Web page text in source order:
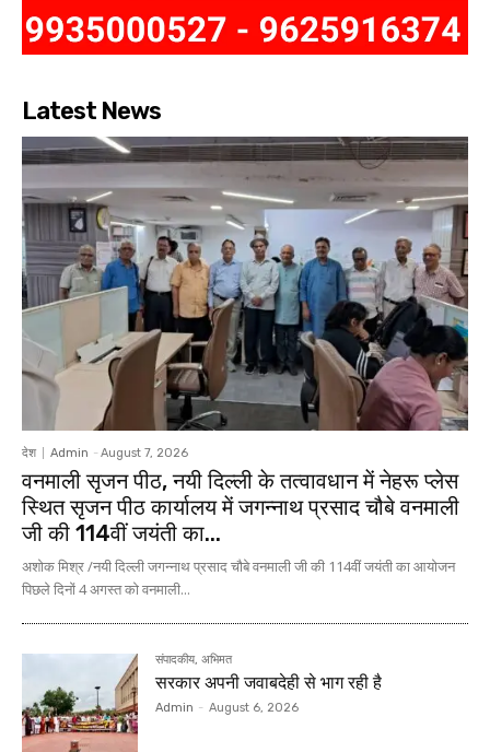
Latest News
देश Admin - August 7, 2026
वनमाली सृजन पीठ, नयी दिल्ली के तत्वावधान में नेहरू प्लेस
स्थित सृजन पीठ कार्यालय में जगन्नाथ प्रसाद चौबे वनमाली
जी की 114वीं जयंती का...
अशोक मिश्र /नयी दिल्ली जगन्नाथ प्रसाद चौबे वनमाली जी की 114वीं जयंती का आयोजन
पिछले दिनों 4 अगस्त को वनमाली...
संपादकीय, अभिमत
सरकार अपनी जवाबदेही से भाग रही है
Admin - August 6, 2026